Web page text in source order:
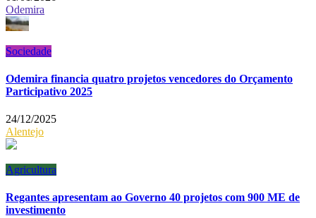
Odemira
Sociedade
Odemira financia quatro projetos vencedores do Orçamento
Participativo 2025
24/12/2025
Alentejo
Agricultura
Regantes apresentam ao Governo 40 projetos com 900 ME de
investimento